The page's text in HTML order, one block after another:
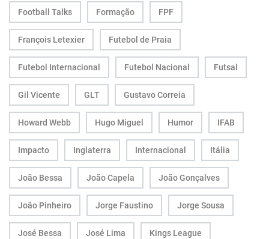
Football Talks Formação FPF
François Letexier Futebol de Praia
Futebol Internacional Futebol Nacional Futsal
Gil Vicente GLT Gustavo Correia
Howard Webb Hugo Miguel Humor IFAB
Impacto Inglaterra Internacional Itália
João Bessa João Capela João Gonçalves
João Pinheiro Jorge Faustino Jorge Sousa
José Bessa José Lima Kings League